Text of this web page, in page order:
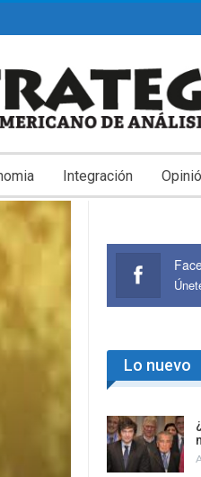
Integración
Lo nuevo